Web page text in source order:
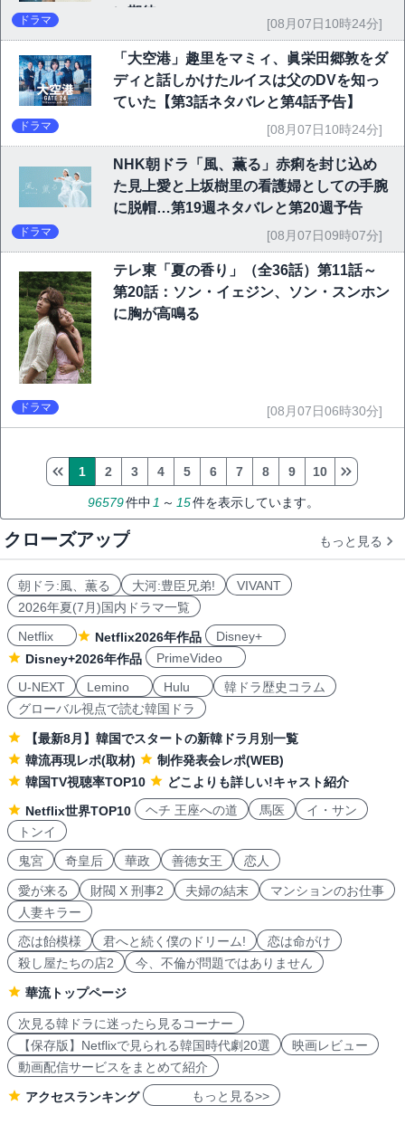
に期待
ドラマ [08月07日10時24分]
「大空港」趣里をマミィ、眞栄田郷敦をダ
ディと話しかけたルイスは父のDVを知っ
ていた【第3話ネタバレと第4話予告】
ドラマ [08月07日10時24分]
NHK朝ドラ「風、薫る」赤痢を封じ込め
た見上愛と上坂樹里の看護婦としての手腕
に脱帽…第19週ネタバレと第20週予告
ドラマ [08月07日09時07分]
テレ東「夏の香り」（全36話）第11話～
第20話：ソン・イェジン、ソン・スンホン
に胸が高鳴る
ドラマ [08月07日06時30分]
96579件中 1 ～ 15件を表示しています。
1 2 3 4 5 6 7 8 9 10
クローズアップ もっと見る
朝ドラ:風、薫る 大河:豊臣兄弟!
VIVANT
2026年夏(7月)国内ドラマ一覧
Netflix
Netflix2026年作品
Disney+
Disney+2026年作品
PrimeVideo
U-NEXT
Lemino Hulu
韓ドラ歴史コラム
グローバル視点で読む韓国ドラ
【最新8月】韓国でスタートの新韓ドラ月別一覧
韓流再現レポ(取材)
制作発表会レポ(WEB)
韓国TV視聴率TOP10
どこよりも詳しい!キャスト紹介
Netflix世界TOP10
ヘチ 王座への道 馬医
イ・サン
トンイ
鬼宮
奇皇后 華政 善徳女王 恋人
愛が来る 財閥 X 刑事2 夫婦の結末
マンションのお仕事
人妻キラー
恋は飴模様
君へと続く僕のドリーム!
恋は命がけ
殺し屋たちの店2
今、不倫が問題ではありません
華流トップページ
次見る韓ドラに迷ったら見るコーナー
【保存版】Netflixで見られる韓国時代劇20選
映画レビュー
動画配信サービスをまとめて紹介
アクセスランキング もっと見る>>